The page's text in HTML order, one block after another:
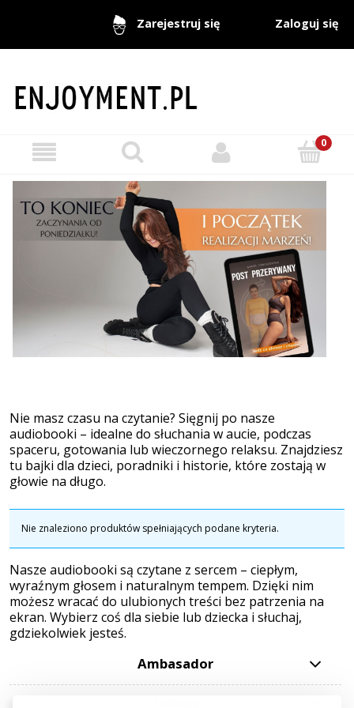
Zarejestruj się Zaloguj się
Nie masz czasu na czytanie? Sięgnij po nasze
audiobooki – idealne do słuchania w aucie, podczas
spaceru, gotowania lub wieczornego relaksu. Znajdziesz
tu bajki dla dzieci, poradniki i historie, które zostają w
głowie na długo.
Nie znaleziono produktów spełniających podane kryteria.
Nasze audiobooki są czytane z sercem – ciepłym,
wyraźnym głosem i naturalnym tempem. Dzięki nim
możesz wracać do ulubionych treści bez patrzenia na
ekran. Wybierz coś dla siebie lub dziecka i słuchaj,
gdziekolwiek jesteś.
Ambasador